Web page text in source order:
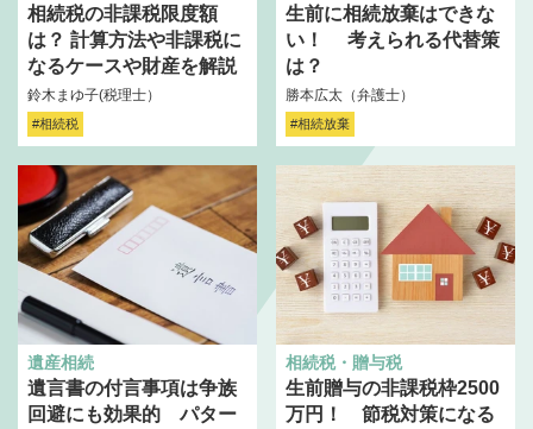
相続税の非課税限度額
は？ 計算方法や非課税に
なるケースや財産を解説
鈴木まゆ子(税理士）
#相続税
生前に相続放棄はできな
い！ 考えられる代替策
は？
勝本広太（弁護士）
#相続放棄
遺産相続
遺言書の付言事項は争族
回避にも効果的 パター
相続税・贈与税
生前贈与の非課税枠2500
万円！ 節税対策になる